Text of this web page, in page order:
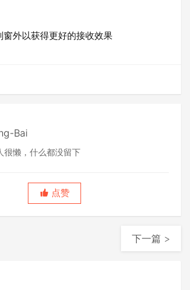
窗外以获得更好的接收效果
Bai
很懒，什么都没留下
点赞
下一篇 >